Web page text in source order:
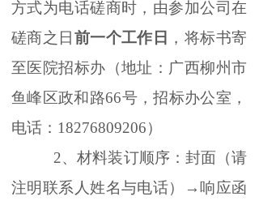
方式为电话磋商时，由参加公司在
磋商之日 前一个工作日 ，将标书寄
至医院招标办（地址：广西柳州市
鱼峰区政和路66号，招标办公室，
电话：18276809206）
2、材料装订顺序：封面（请
注明联系人姓名与电话）
→响应函